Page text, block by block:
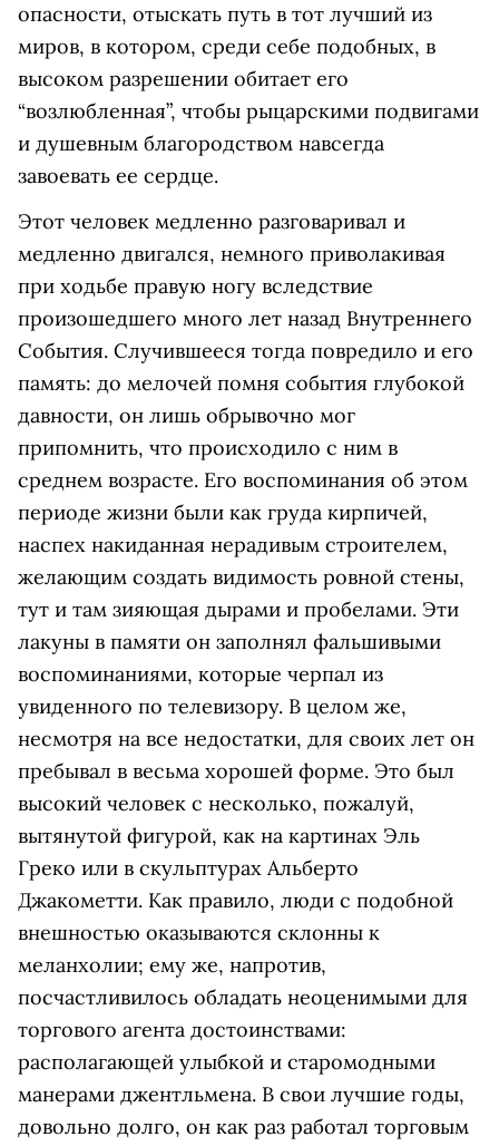
опасности, отыскать путь в тот лучший из
миров, в котором, среди себе подобных, в
высоком разрешении обитает его
“возлюбленная”, чтобы рыцарскими подвигами
и душевным благородством навсегда
завоевать ее сердце.
Этот человек медленно разговаривал и
медленно двигался, немного приволакивая
при ходьбе правую ногу вследствие
произошедшего много лет назад Внутреннего
События. Случившееся тогда повредило и его
память: до мелочей помня события глубокой
давности, он лишь обрывочно мог
припомнить, что происходило с ним в
среднем возрасте. Его воспоминания об этом
периоде жизни были как груда кирпичей,
наспех накиданная нерадивым строителем,
желающим создать видимость ровной стены,
тут и там зияющая дырами и пробелами. Эти
лакуны в памяти он заполнял фальшивыми
воспоминаниями, которые черпал из
увиденного по телевизору. В целом же,
несмотря на все недостатки, для своих лет он
пребывал в весьма хорошей форме. Это был
высокий человек с несколько, пожалуй,
вытянутой фигурой, как на картинах Эль
Греко или в скульптурах Альберто
Джакометти. Как правило, люди с подобной
внешностью оказываются склонны к
меланхолии; ему же, напротив,
посчастливилось обладать неоценимыми для
торгового агента достоинствами:
располагающей улыбкой и старомодными
манерами джентльмена. В свои лучшие годы,
довольно долго, он как раз работал торговым